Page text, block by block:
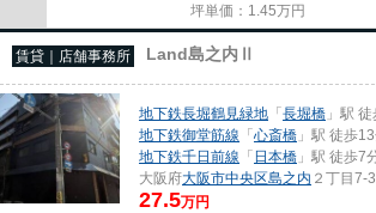
坪単価： 1.45万円
賃貸｜店舗事務所 Land島之内Ⅱ
地下鉄長堀鶴見緑地 「長堀橋 」駅
地下鉄御堂筋線 「心斎橋 」駅 徒歩
地下鉄千日前線 「 日本橋 」駅 徒歩7
大阪府大阪市中央区島之内 ２丁目7-
27.5万円